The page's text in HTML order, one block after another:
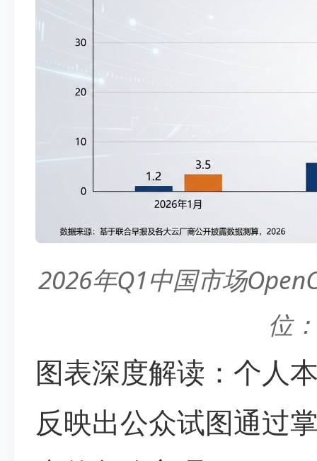
2026年Q1中国市场
位
图表深度解读：个人
反映出公众试图通过